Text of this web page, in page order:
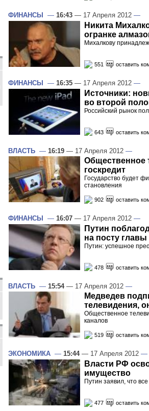
ФИНАНСЫ — 16:43 — 17 Апреля 2012 —
Никита
огранке
Михалкову
551 оставить
ФИНАНСЫ — 16:35 — 17 Апреля 2012 —
Источники:
во второй
Российский рынок
643 оставить
ВЛАСТЬ — 16:19 — 17 Апреля 2012 —
Общественное
госкредит
Государство будет
становления
902 оставить
ФИНАНСЫ — 16:07 — 17 Апреля 2012 —
Путин
на посту
Путин: успешное
478 оставить
ВЛАСТЬ — 15:54— 17 Апреля 2012 —
Медведев
телевидения,
Общественное
каналов
519 оставить
ЭКОНОМИКА — 15:44— 17 Апреля 2012 —
Власти РФ
имущество
Путин заявил, что
477 оставить